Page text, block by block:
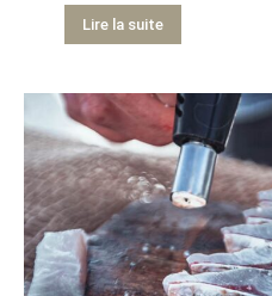
Lire la suite